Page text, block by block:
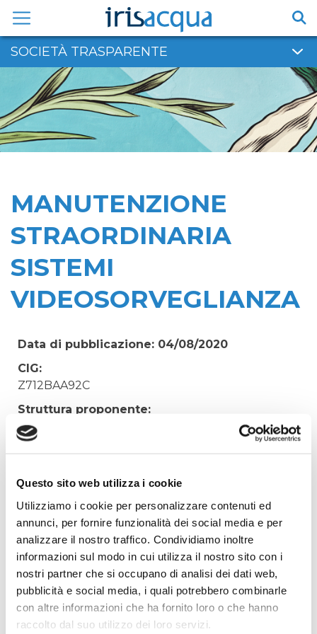
Questo sito web utilizza i cookie
Utilizziamo i cookie per personalizzare contenuti ed
annunci, per fornire funzionalità dei social media e per
analizzare il nostro traffico. Condividiamo inoltre
informazioni sul modo in cui utilizza il nostro sito con i
nostri partner che si occupano di analisi dei dati web,
pubblicità e social media, i quali potrebbero combinarle
con altre informazioni che ha fornito loro o che hanno
raccolto dal suo utilizzo dei loro servizi.
contenuto
SOCIETÀ TRASPARENTE
MANUTENZIONE
STRAORDINARIA
SISTEMI
VIDEOSORVEGLIANZA
Data di pubblicazione: 04/08/2020
CIG:
Z712BAA92C
Struttura proponente:
'Irisacqua srl P.I./C.F. 01070220312. - Ufficio
Tecnico
MANUTENZIONE STRAORDINARIA SISTEMI
VIDEOSORVEGLIANZA
Elenco operatori invitati:
Codice Fiscale:
Procedura di scelta:
Affidamento ai sensi del Regolamento Generale
Aziendale per Lavori Servizi e Forniture